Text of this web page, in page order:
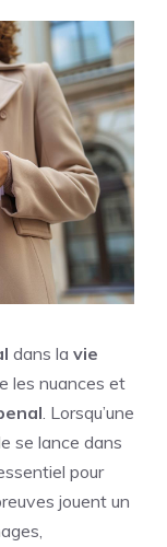
dans la vie
les nuances et
. Lorsqu’une
se lance dans
pour
jouent un